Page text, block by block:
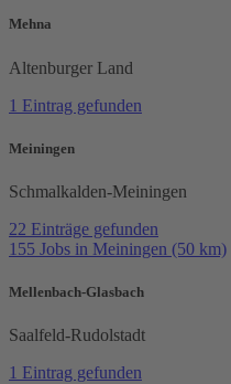
Mehna
Altenburger Land
1 Eintrag gefunden
Meiningen
Schmalkalden-Meiningen
22 Einträge gefunden
155 Jobs in Meiningen (50 km)
Mellenbach-Glasbach
Saalfeld-Rudolstadt
1 Eintrag gefunden